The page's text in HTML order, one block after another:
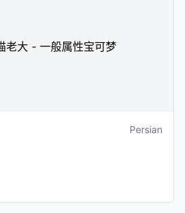
Persian